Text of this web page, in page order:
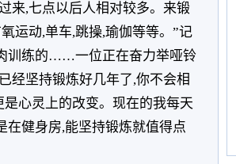
来,七点以后人相对较多。来锻
运动,单车,跳操,瑜伽等等。”记
训练的……一位正在奋力举哑铃
经坚持锻炼好几年了,你不会相
心灵上的改变。现在的我每天
在健身房,能坚持锻炼就值得点